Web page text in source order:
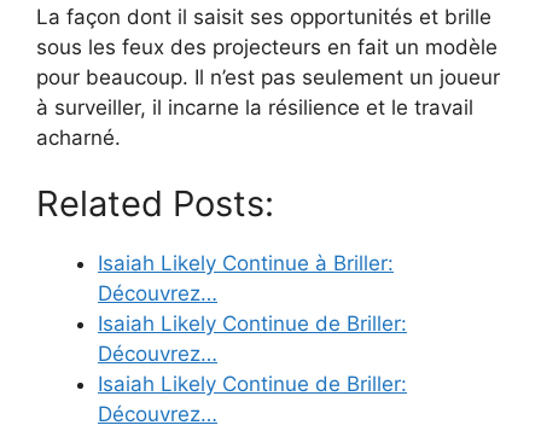
La façon dont il saisit ses opportunités et brille
sous les feux des projecteurs en fait un modèle
pour beaucoup. Il n’est pas seulement un joueur
à surveiller, il incarne la résilience et le travail
acharné.
Related Posts:
Isaiah Likely Continue à Briller:
Découvrez…
Isaiah Likely Continue de Briller:
Découvrez…
Isaiah Likely Continue de Briller:
Découvrez…